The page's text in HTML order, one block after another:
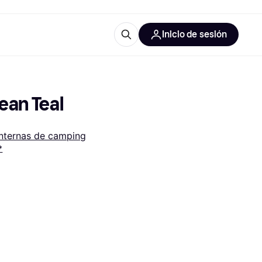
Inicio de sesión
Teal
de camping